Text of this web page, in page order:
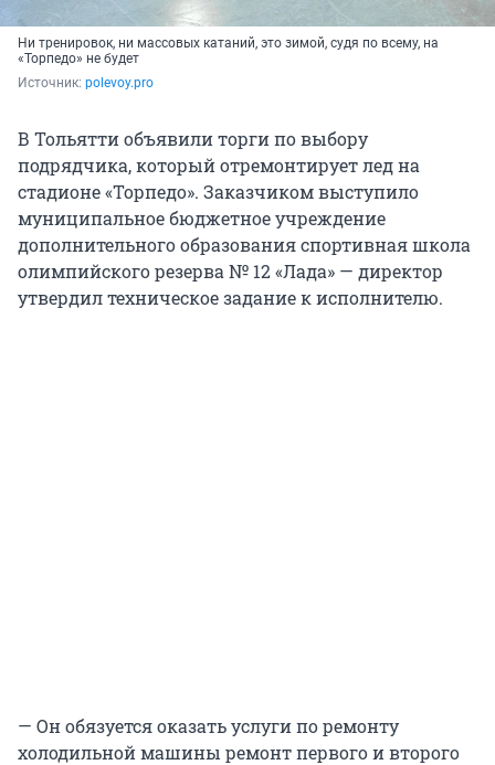
Ни тренировок, ни массовых катаний, это зимой, судя по всему, на
«Торпедо» не будет
Источник: polevoy.pro
В Тольятти объявили торги по выбору
подрядчика, который отремонтирует лед на
стадионе «Торпедо». Заказчиком выступило
муниципальное бюджетное учреждение
дополнительного образования спортивная школа
олимпийского резерва № 12 «Лада» — директор
утвердил техническое задание к исполнителю.
— Он обязуется оказать услуги по ремонту
холодильной машины ремонт первого и второго